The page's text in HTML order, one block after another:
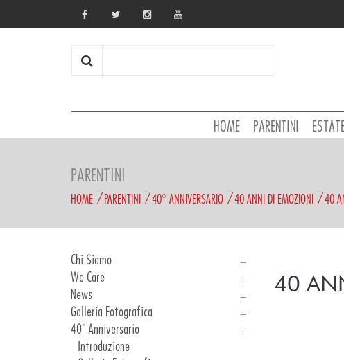
HOME PARENTINI
PARENTINI
HOME PARENTINI 40° ANNIVERSARIO 40 ANNI DI EMOZIONI 40
Chi Siamo
Chi Siamo
Storia
We Care
We Care
News
Gare & Eventi
Collezione Inverno 24
Comunicazioni Clienti
Galleria Fotografica
1977 - 1990
1991 - 2000
40° Anniversario
Introduzione
40